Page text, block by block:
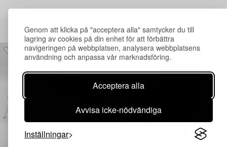
Genom att klicka på "acceptera alla" samtycker du till
lagring av cookies på din enhet för att förbättra
navigeringen på webbplatsen, analysera webbplatsens
användning och anpassa vår marknadsföring.
Acceptera alla
Avvisa icke-nödvändiga
Inställningar
Andra har även tittat på